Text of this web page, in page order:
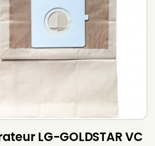
LG-GOLDSTAR VC